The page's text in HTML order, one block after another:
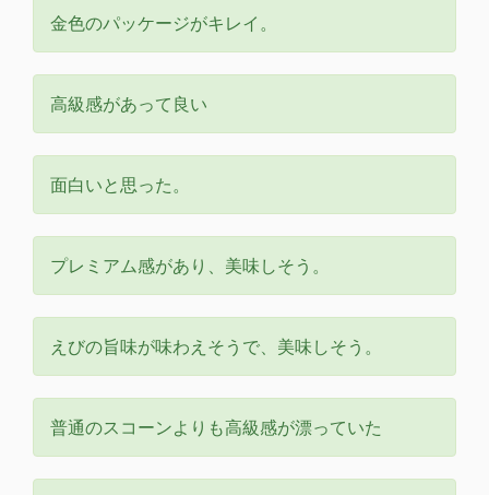
金色のパッケージがキレイ。
高級感があって良い
面白いと思った。
プレミアム感があり、美味しそう。
えびの旨味が味わえそうで、美味しそう。
普通のスコーンよりも高級感が漂っていた